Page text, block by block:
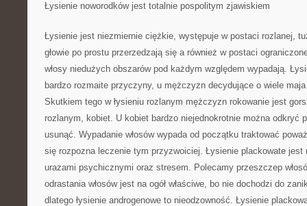
Łysienie noworodków jest totalnie pospolitym zjawiskiem
Łysienie jest niezmiernie ciężkie, występuje w postaci rozlanej,
głowie po prostu przerzedzają się a również w postaci
włosy niedużych obszarów pod każdym względem wypadają.
bardzo rozmaite przyczyny, u mężczyzn decydujące o wiele
Skutkiem tego w łysieniu rozlanym mężczyzn rokowanie jest
rozlanym, kobiet. U kobiet bardzo niejednokrotnie można odkryć
usunąć. Wypadanie włosów wypada od początku traktować
się rozpozna leczenie tym przyzwoiciej. Łysienie plackowate jest
urazami psychicznymi oraz stresem. Polecamy przeszczep
odrastania włosów jest na ogół właściwe, bo nie dochodzi do
dlatego łysienie androgenowe to nieodzowność. Łysienie